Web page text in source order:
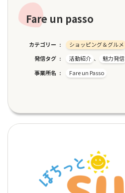
Fare un passo
カテゴリー
ショッピング＆グルメ
発信タグ
活動紹介 、
魅力発信
事業所名
Fare un Passo